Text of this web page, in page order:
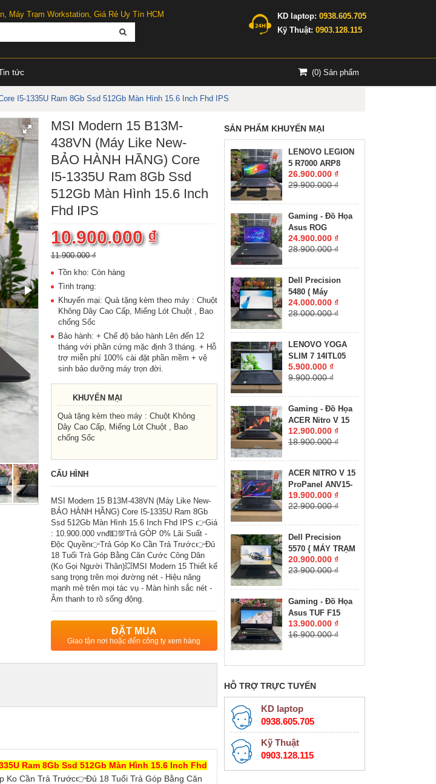
Máy Trạm Workstation, Giá Rẻ Uy Tín HCM KD laptop:0938.605.705
Kỹ Thuật:0903.128.115
tức (0) Sản phẩm
I5-1335U Ram 8Gb Ssd 512Gb Màn Hình 15.6 Inch Fhd IPS
SẢN PHẨM KHUYẾN MẠI
LENOVO LEGION
5 R7000 ARP8
RYZEN 7-7735H
RAM 16GG SSD
HÌNH : 15.6'' 15.6"
WQHD 165Hz
26.900.000 ₫
29.900.000 ₫
Gaming - Đồ Họa
Asus ROG
Zephyrus M16
GU603ZW CORE
RTX 3070 Ti 8GB
GDDR6 MÀN HÌNH
: 16.0'' Inch
24.900.000 ₫
28.900.000 ₫
Dell Precision
5480 ( Máy
LikeNew-CHUYÊN
ĐỒ HỌA GIÁ RẺ
512GB RTX A1000
6GB MÀN HÌNH :
14″ FHD IPS 60Hz
24.000.000 ₫
28.000.000 ₫
LENOVO YOGA
SLIM 7 14ITL05
RAM 8GB SSD
512GB MÀN HÌNH :
5.900.000 ₫
9.900.000 ₫
Gaming - Đồ Họa
ACER Nitro V 15
ANV15-41-R2UP
Máy LikeNew-Bảo
16GB SSD 512GB
RTX 2050 4GB
GDDR6 MÀN HÌNH
12.900.000 ₫
18.900.000 ₫
ACER NITRO V 15
ProPanel ANV15-
41-R7CR Máy
LikeNew-Còn Bảo
16GB SSD 512GB
RTX 4050 6GB
GDDR6 VRAM
15.6''IPS 180Hz.
19.900.000 ₫
22.900.000 ₫
Dell Precision
5570 { MÁY TRẠM
ĐỒ HỌA GIÁ RẺ }
CORE I7-12800H
Quadro RTX
A1000 4GB GDDR6
MÀN HÌNH : 15.6″
20.900.000 ₫
23.900.000 ₫
Gaming - Đồ Họa
Asus TUF F15
FX506HC-HN144W
CORE I5-11400H
15.6″ 144Hz
13.900.000 ₫
16.900.000 ₫
HỖ TRỢ TRỰC TUYẾN
KD laptop
0938.605.705
Kỹ Thuật
0903.128.115
MSI Modern 15 B13M-
438VN (Máy Like New-
BẢO HÀNH HÃNG) Core
I5-1335U Ram 8Gb Ssd
512Gb Màn Hình 15.6 Inch
Fhd IPS
10.900.000 ₫
11.900.000 ₫
Tồn kho: Còn hàng
Tình trạng:
Khuyến mại: Quà tặng kèm theo máy : Chuột
Không Dây Cao Cấp, Miếng Lót Chuột , Bao
chống Sốc
Bảo hành: + Chế độ bảo hành Lên đến 12
tháng với phần cứng mặc định 3 tháng. + Hỗ
trợ miễn phí 100% cài đặt phần mềm + vệ
sinh bảo dưỡng máy trọn đời.
KHUYẾN MẠI
Quà tặng kèm theo máy : Chuột Không
Dây Cao Cấp, Miếng Lót Chuột , Bao
chống Sốc
CẤU HÌNH
MSI Modern 15 B13M-438VN (Máy Like New-
BẢO HÀNH HÃNG) Core I5-1335U Ram 8Gb
Ssd 512Gb Màn Hình 15.6 Inch Fhd IPS 👉Giá
: 10.900.000 vnđ💵💯Trả GÓP 0% Lãi Suất -
Độc Quyền👉Trả Góp Ko Cần Trả Trước👉Đủ
18 Tuổi Trả Góp Bằng Căn Cước Công Dân
(Ko Gọi Người Thân)💥MSI Modern 15 Thiết kế
sang trọng trên mọi đường nét - Hiệu năng
mạnh mẻ trên mọi tác vụ - Màn hình sắc nét -
Âm thanh to rõ sống động.
ĐẶT MUA
Giao tận nơi hoặc đến công ty xem hàng
Ram 8Gb Ssd 512Gb Màn Hình 15.6 Inch Fhd
Ko Cần Trả Trước👉Đủ 18 Tuổi Trả Góp Bằng Căn